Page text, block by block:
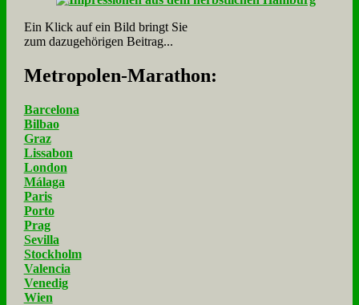
Ein Klick auf ein Bild bringt Sie
zum dazugehörigen Beitrag...
Me­tro­po­len-Ma­ra­thon:
Barcelona
Bilbao
Graz
Lissabon
London
Málaga
Paris
Porto
Prag
Sevilla
Stockholm
Valencia
Venedig
Wien